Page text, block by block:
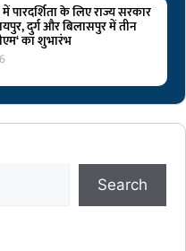
में पारदर्शिता के लिए राज्य सरकार
दुर्ग और बिलासपुर में तीन
का शुभारंभ
Search